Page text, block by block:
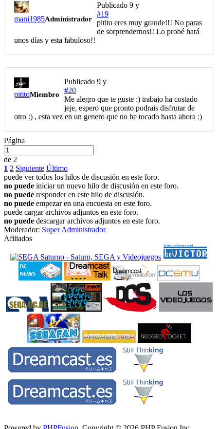
mani1985Administrador
Publicado 9 y
#19
pitito eres muy grande!!! No paras
de sorprendernos!! Lo probé hará
unos días y esta fabuloso!!
pititoMiembro
Publicado 9 y
#20
Me alegro que te guste :) trabajo ha costado
jeje, espero que pronto podrais disfrutar de
otro :) , esta vez en un genero que no he tocado hasta ahora :)
Página
de 2
1 2 Siguiente Último
puede ver todos los hilos de discusión en este foro.
no puede iniciar un nuevo hilo de discusión en este foro.
no puede responder en este hilo de discusión.
no puede empezar en una encuesta en este foro.
puede cargar archivos adjuntos en este foro.
no puede descargar archivos adjuntos en este foro.
Moderador: Super Administrador
Afiliados